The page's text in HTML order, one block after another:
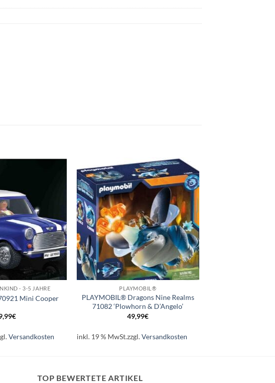
- 3-5 JAHRE
Mini Cooper
€
Versandkosten
Auf die
Wunschliste
+
PLAYMOBIL®
PLAYMOBIL® Dragons Nine Realms
71082 ‘Plowhorn & D’Angelo’
49,99€
inkl. 19 % MwSt.zzgl.Versandkosten
TOP BEWERTETE ARTIKEL